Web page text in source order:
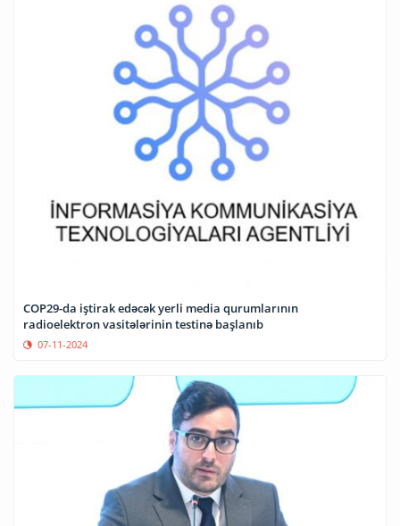
COP29-da iştirak edəcək yerli media qurumlarının
radioelektron vasitələrinin testinə başlanıb
07-11-2024